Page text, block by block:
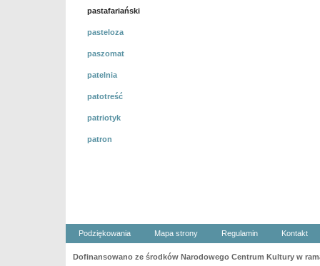
pastafariański
pasteloza
paszomat
patelnia
patotreść
patriotyk
patron
Podziękowania Mapa strony Regulamin Kontakt
Dofinansowano ze środków Narodowego Centrum Kultury w